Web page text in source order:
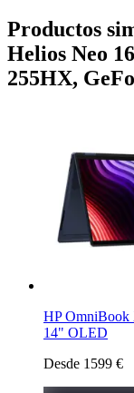
Productos
Helios Neo
255HX,
HP OmniBook
14" OLED
Desde 1599 €